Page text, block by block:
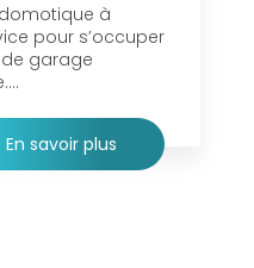
domotique à
pour s’occuper
garage
En savoir plus